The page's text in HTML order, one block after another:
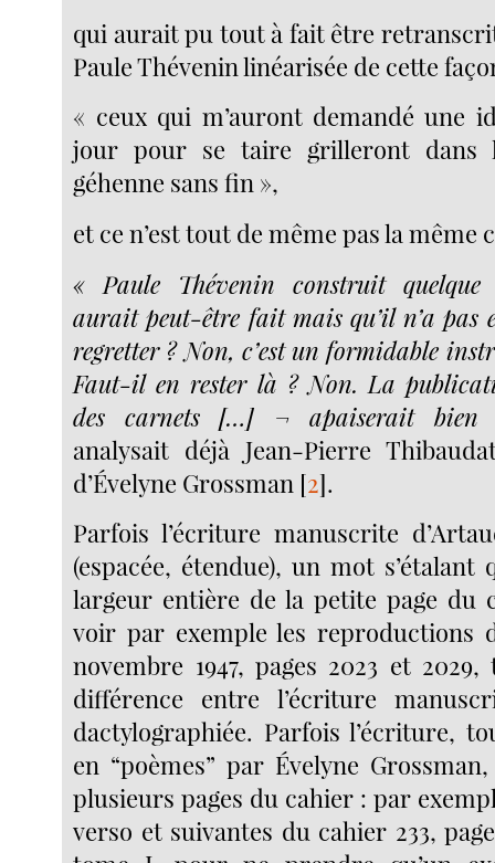
qui aurait pu tout à fait être
Paule Thévenin linéarisée de cette
« ceux qui m’auront demandé une
jour pour se taire grilleront dans
géhenne sans fin »,
et ce n’est tout de même pas la même
« Paule Thévenin construit quelque
aurait peut-être fait mais qu’il n’a pas
regretter ? Non, c’est un formidable
Faut-il en rester là ? Non. La
des carnets […] ¬ apaiserait bien
analysait déjà Jean-Pierre
d’Évelyne Grossman [2].
Parfois l’écriture manuscrite
(espacée, étendue), un mot
largeur entière de la petite page du
voir par exemple les reproductions
novembre 1947, pages 2023 et
différence entre l’écriture
dactylographiée. Parfois l’écriture,
en “poèmes” par Évelyne
plusieurs pages du cahier : par
verso et suivantes du cahier 233,